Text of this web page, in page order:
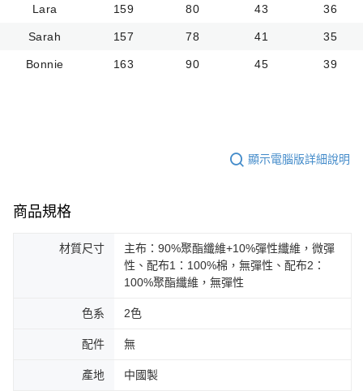
Lara 159 80 43 36
Sarah 157 78 41 35
Bonnie 163 90 45 39
顯示電腦版詳細說明
商品規格
材質尺寸
主布：90%聚酯纖維+10%彈性纖維，微彈
性、配布1：100%棉，無彈性、配布2：
100%聚酯纖維，無彈性
色系 2色
配件 無
產地 中國製